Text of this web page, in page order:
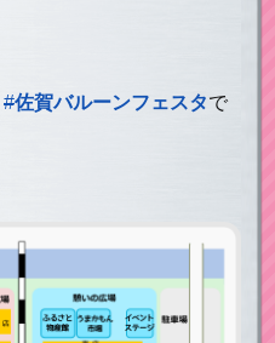
#佐賀バルーンフェスタで